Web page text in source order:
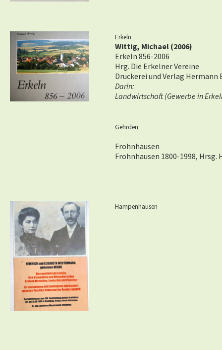
Erkeln
Wittig, Michael (2006)
Erkeln 856-2006
Hrg. Die Erkelner Vereine
Druckerei und Verlag
Darin:
Landwirtschaft (Gewerbe in
Gehrden
Frohnhausen
Frohnhausen 1800-1998,
Hampenhausen